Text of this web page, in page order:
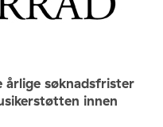
søknadsfrister
innen